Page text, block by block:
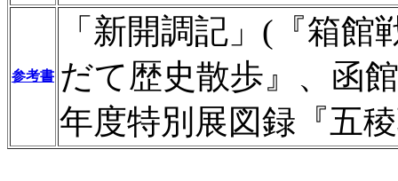
参考書
「新開調記」(『箱
だて歴史散歩』、函
年度特別展図録『五